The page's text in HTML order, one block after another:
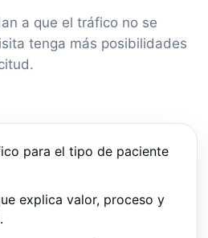
a que el tráfico no se
tenga más posibilidades
para el tipo de paciente
explica valor, proceso y